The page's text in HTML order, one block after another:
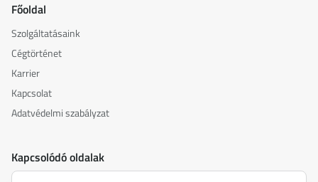
Főoldal
Szolgáltatásaink
Cégtörténet
Karrier
Kapcsolat
Adatvédelmi szabályzat
Kapcsolódó oldalak